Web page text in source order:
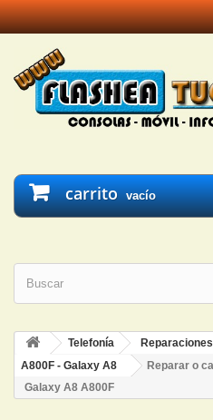
carrito vacío
Telefonía Reparaciones
A800F - Galaxy A8
Reparar o
Galaxy A8 A800F